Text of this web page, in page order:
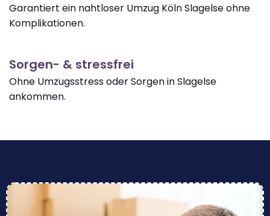
Garantiert ein nahtloser Umzug Köln Slagelse ohne
Komplikationen.
Sorgen- & stressfrei
Ohne Umzugsstress oder Sorgen in Slagelse
ankommen.